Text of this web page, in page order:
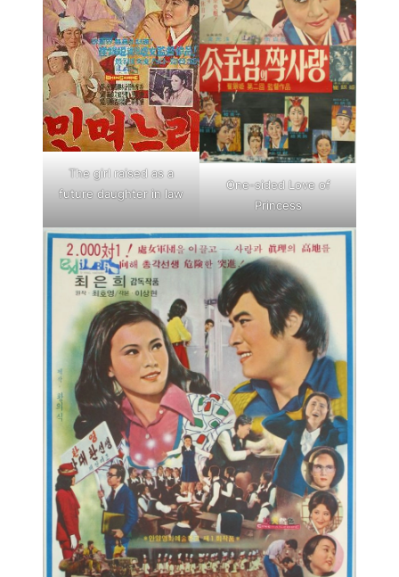
The girl raised as a
future daughter in law
One-sided Love of
Princess